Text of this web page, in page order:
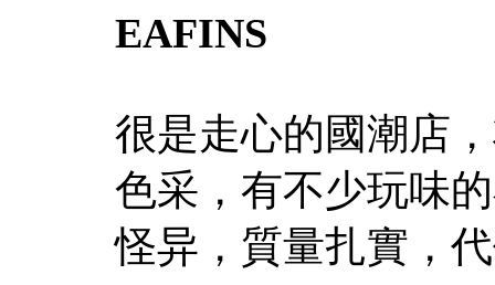
EAFINS
很是走心的國潮店
色采，有不少玩味
怪异，質量扎實，